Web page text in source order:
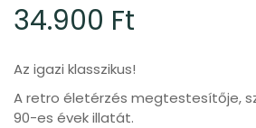
34.900 Ft
Az igazi klasszikus!
A retro életérzés megtestesítője,
90-es évek illatát.